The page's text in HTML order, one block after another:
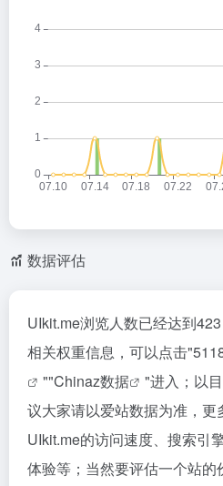
数据评估
UIkit.me浏览人数已经达到
相关权重信息，可以点击"
""Chinaz数据
"进入；以
议大家请以爱站数据为准，更
UIkit.me的访问速度、搜索引
体验等；当然要评估一个站